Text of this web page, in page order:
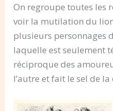
On regroupe toutes les
voir la mutilation du
plusieurs personnages
laquelle est seulement
réciproque des
l’autre et fait le sel de